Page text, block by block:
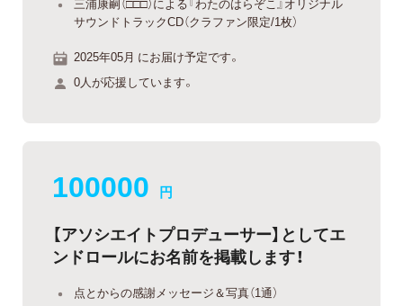
サウンドトラックCD（クラファン限定/1枚）
2025年05月 にお届け予定です。
0人が応援しています。
100000 円
【アソシエイトプロデューサー】としてエ
ンドロールにお名前を掲載します！
点とからの感謝メッセージ＆写真（1通）